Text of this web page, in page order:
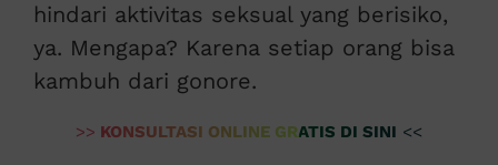
hindari aktivitas seksual yang berisiko,
ya. Mengapa? Karena setiap orang bisa
kambuh dari gonore.
>> KONSULTASI ONLINE GRATIS DI SINI <<